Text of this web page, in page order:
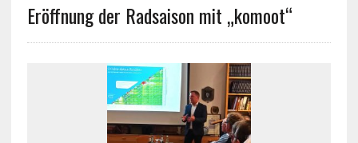
Eröffnung der Radsaison mit „komoot“